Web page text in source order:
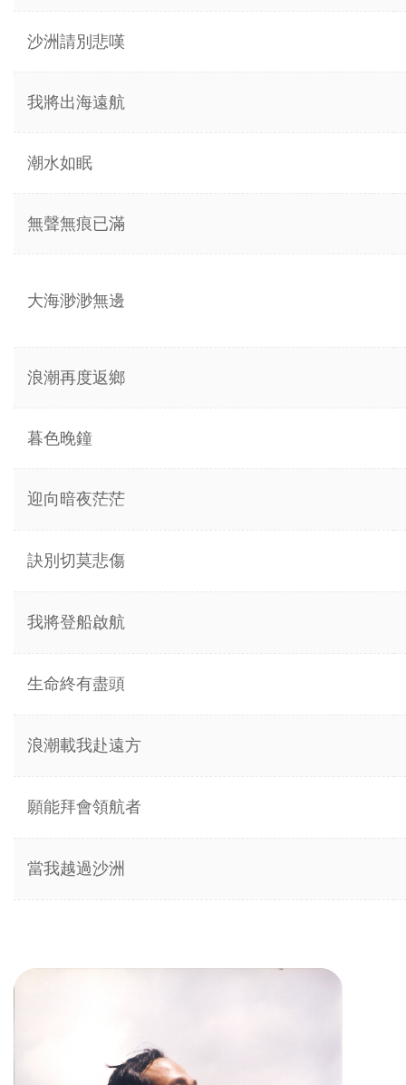
沙洲請別悲嘆
我將出海遠航
潮水如眠
無聲無痕已滿
大海渺渺無邊
浪潮再度返鄉
暮色晚鐘
迎向暗夜茫茫
訣別切莫悲傷
我將登船啟航
生命終有盡頭
浪潮載我赴遠方
願能拜會領航者
當我越過沙洲